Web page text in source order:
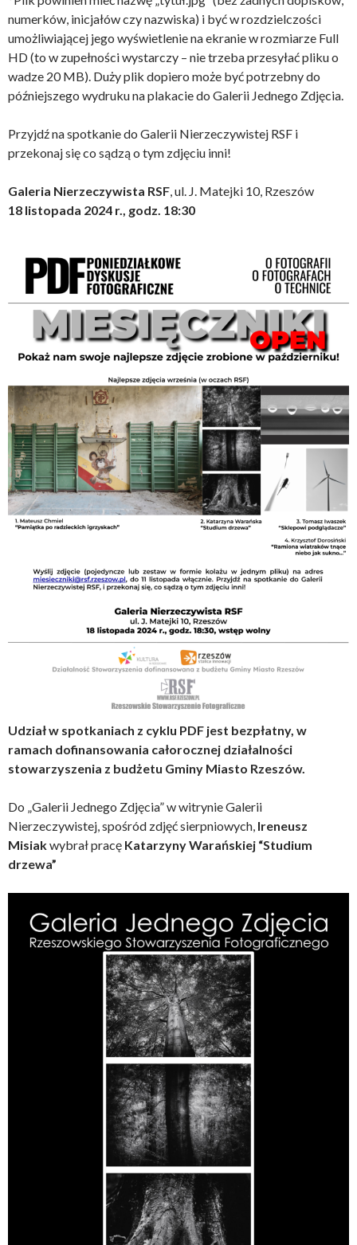
numerków, inicjałów czy nazwiska) i być w rozdzielczości
umożliwiającej jego wyświetlenie na ekranie w rozmiarze Full
HD (to w zupełności wystarczy – nie trzeba przesyłać pliku o
wadze 20 MB). Duży plik dopiero może być potrzebny do
późniejszego wydruku na plakacie do Galerii Jednego Zdjęcia.
Przyjdź na spotkanie do Galerii Nierzeczywistej RSF i
przekonaj się co sądzą o tym zdjęciu inni!
Galeria Nierzeczywista RSF , ul. J. Matejki 10, Rzeszów
18 listopada 2024 r., godz. 18:30
Udział w spotkaniach z cyklu PDF jest bezpłatny, w
ramach dofinansowania całorocznej działalności
stowarzyszenia z budżetu Gminy Miasto Rzeszów.
Do „Galerii Jednego Zdjęcia” w witrynie Galerii
Nierzeczywistej, spośród zdjęć sierpniowych, Ireneusz
Misiakwybrał pracę Katarzyny Warańskiej “Studium
drzewa”